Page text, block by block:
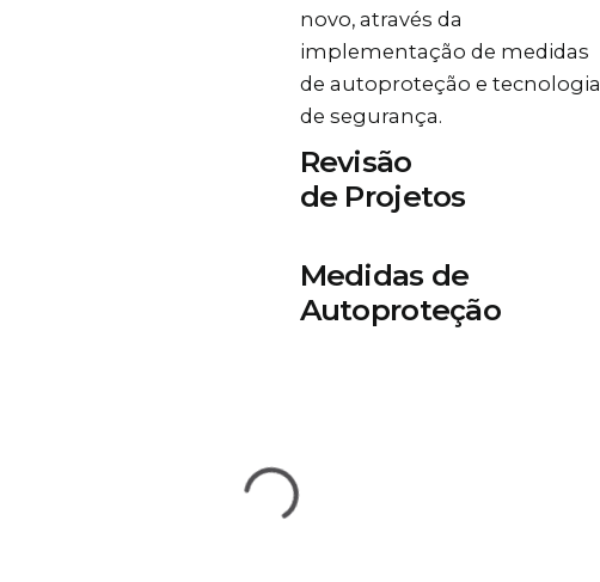
novo, através da
implementação de medidas
de autoproteção e tecnologia
de segurança.
Revisão
de Projetos
Medidas de
Autoproteção